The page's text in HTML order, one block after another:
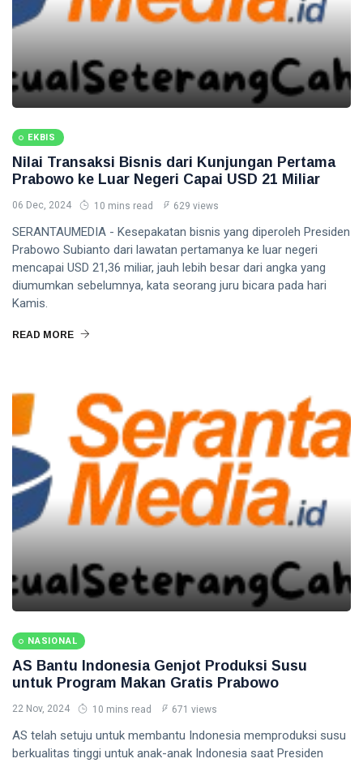
EKBIS
Nilai Transaksi Bisnis dari Kunjungan Pertama
Prabowo ke Luar Negeri Capai USD 21 Miliar
06 Dec, 2024 10 mins read 629 views
SERANTAUMEDIA - Kesepakatan bisnis yang diperoleh Presiden
Prabowo Subianto dari lawatan pertamanya ke luar negeri
mencapai USD 21,36 miliar, jauh lebih besar dari angka yang
diumumkan sebelumnya, kata seorang juru bicara pada hari
Kamis.
READ MORE
NASIONAL
AS Bantu Indonesia Genjot Produksi Susu
untuk Program Makan Gratis Prabowo
22 Nov, 2024 10 mins read 671 views
AS telah setuju untuk membantu Indonesia memproduksi susu
berkualitas tinggi untuk anak-anak Indonesia saat Presiden